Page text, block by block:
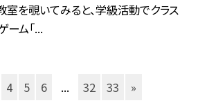
室を覗いてみると、学級活動でクラス
ーム「...
4 5 6 ... 32 33 »